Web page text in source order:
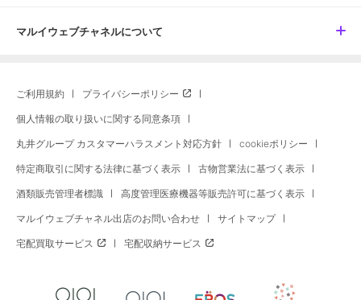
マルイウェブチャネルについて
ご利用規約 プライバシーポリシー
個人情報の取り扱いに関する同意条項
丸井グループ カスタマーハラスメント対応方針 cookieポリシー
特定商取引に関する法律に基づく表示 古物営業法に基づく表示
酒類販売管理者標識 高度管理医療機器等販売許可に基づく表示
マルイウェブチャネル出店のお問い合わせ サイトマップ
宅配買取サービス 宅配収納サービス